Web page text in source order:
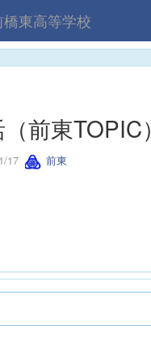
東高等学校
前東TOPIC）
17 前東